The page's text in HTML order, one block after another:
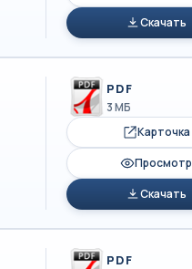
Скачать
PDF
3 МБ
Карточка
Просмотр
Скачать
PDF